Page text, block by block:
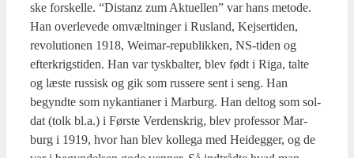
ske for­skel­le. “Distanz zum Aktu­el­len” var hans meto­de.
Han over­le­ve­de omvælt­nin­ger i Rusland, Kej­ser­ti­den,
revo­lu­tio­nen 1918, Wei­mar-repu­blik­ken, NS-tiden og
efter­krig­sti­den. Han var tysk­bal­ter, blev født i Riga, tal­te
og læste rus­sisk og gik som rus­se­re sent i seng. Han
begynd­te som nykan­ti­a­ner i Mar­burg. Han delt­og som sol­
dat (tolk bl.a.) i Før­ste Ver­denskrig, blev pro­fes­sor Mar­
burg i 1919, hvor han blev kol­le­ga med Hei­deg­ger, og de